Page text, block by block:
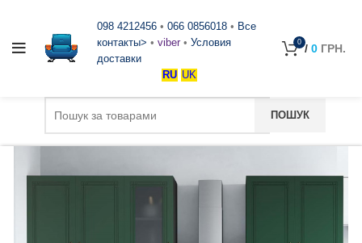
098 4212456 • 066 0856018 • Все
контакты> • viber • Условия
доставки
RU UK
0 / 0 ГРН.